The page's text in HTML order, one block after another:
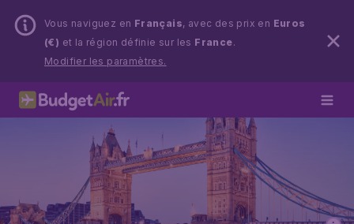
Vous naviguez en Français, avec des prix en Euros
(€) et la région définie sur les France.
Modifier les paramètres.